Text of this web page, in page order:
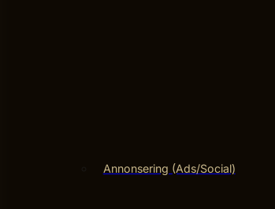
Annonsering (Ads/Social)